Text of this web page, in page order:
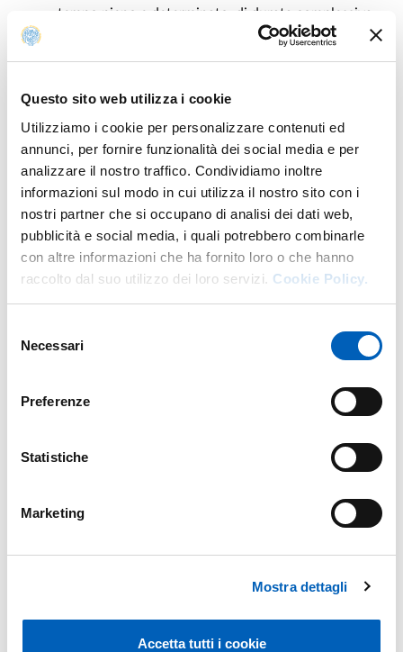
Questo sito web utilizza i cookie
Utilizziamo i cookie per personalizzare contenuti ed
annunci, per fornire funzionalità dei social media e per
analizzare il nostro traffico. Condividiamo inoltre
informazioni sul modo in cui utilizza il nostro sito con i
nostri partner che si occupano di analisi dei dati web,
pubblicità e social media, i quali potrebbero combinarle
con altre informazioni che ha fornito loro o che hanno
raccolto dal suo utilizzo dei loro servizi. Cookie Policy.
delNecessari
Preferenze
Statistiche
Marketing
Mostra dettagli
Accetta tutti i cookie
tempo pieno e determinato, di durata complessiva
pari a 18 mesi, nell’ambito del programma quadro
d97g26000000005, presso la U.O. Supporto alla
ricerca europea e internazionale dell’Area Ricerca e
Valorizzazione
Il bando, che scade il 1° giugno alle 23.59, è
disponibile nella pagina dedicata
concorso pubblico, per titoli ed esami, per il
reclutamento di n. 2 unità di personale, con
rapporto di lavoro subordinato a tempo pieno e
determinato, della durata di 18 mesi, da
Amministrativo-Gestionale, per lo svolgimento di
di Parma: semi di innovazione per l’economia e le
comunità del futuro”, per le esigenze della U.O.
dell’innovazione dell’Area ricerca e valorizzazione
nella